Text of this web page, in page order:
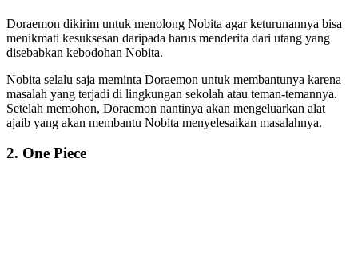
Doraemon dikirim untuk menolong Nobita agar keturunannya bisa
menikmati kesuksesan daripada harus menderita dari utang yang
disebabkan kebodohan Nobita.
Nobita selalu saja meminta Doraemon untuk membantunya karena
masalah yang terjadi di lingkungan sekolah atau teman-temannya.
Setelah memohon, Doraemon nantinya akan mengeluarkan alat
ajaib yang akan membantu Nobita menyelesaikan masalahnya.
2. One Piece